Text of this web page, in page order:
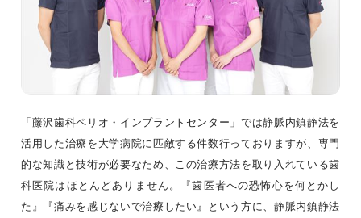
「藤沢歯科ペリオ・インプラントセンター」では静脈内鎮静法を
活用した治療を大学病院に匹敵する件数行っておりますが、専門
的な知識と技術が必要なため、この治療方法を取り入れている歯
科医院はほとんどありません。『歯医者への恐怖心を何とかし
た』『痛みを感じないで治療したい』という方に、静脈内鎮静法